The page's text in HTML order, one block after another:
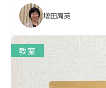
増田周英
教室